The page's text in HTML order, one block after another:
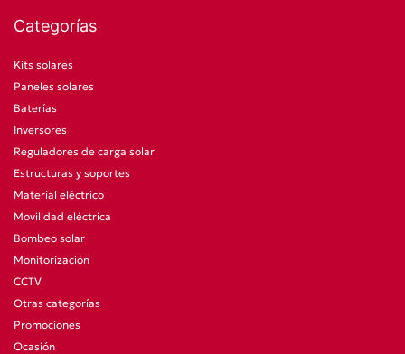
Categorías
Kits solares
Paneles solares
Baterías
Inversores
Reguladores de carga solar
Estructuras y soportes
Material eléctrico
Movilidad eléctrica
Bombeo solar
Monitorización
CCTV
Otras categorías
Promociones
Ocasión